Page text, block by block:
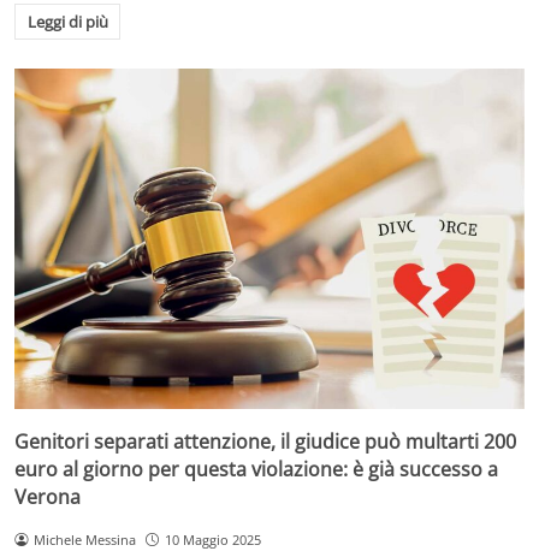
Leggi di più
Genitori separati attenzione, il giudice può multarti 200
euro al giorno per questa violazione: è già successo a
Verona
Michele Messina 10 Maggio 2025